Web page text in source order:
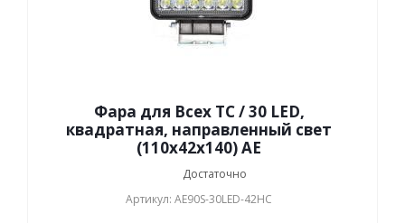
Фара для Всех ТС / 30 LED,
квадратная, направленный свет
(110х42х140) AE
Достаточно
Артикул: AE90S-30LED-42HC